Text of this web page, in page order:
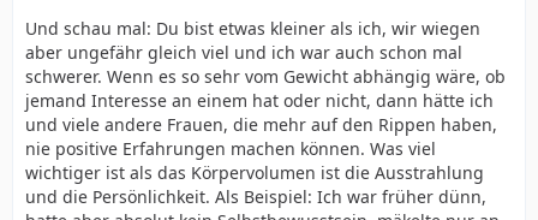
Und schau mal: Du bist etwas kleiner als ich, wir wiegen
aber ungefähr gleich viel und ich war auch schon mal
schwerer. Wenn es so sehr vom Gewicht abhängig wäre, ob
jemand Interesse an einem hat oder nicht, dann hätte ich
und viele andere Frauen, die mehr auf den Rippen haben,
nie positive Erfahrungen machen können. Was viel
wichtiger ist als das Körpervolumen ist die Ausstrahlung
und die Persönlichkeit. Als Beispiel: Ich war früher dünn,